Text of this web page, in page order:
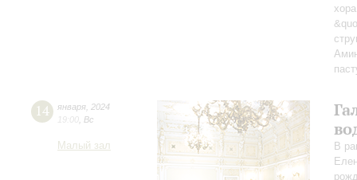
14 января 2024
19:00 Вс
Малый зал
В